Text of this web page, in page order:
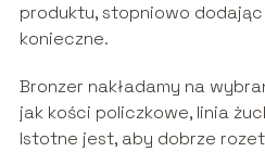
produktu, stopniowo
konieczne.
Bronzer nakładamy na
jak kości policzkowe, linia
Istotne jest, aby dobrze